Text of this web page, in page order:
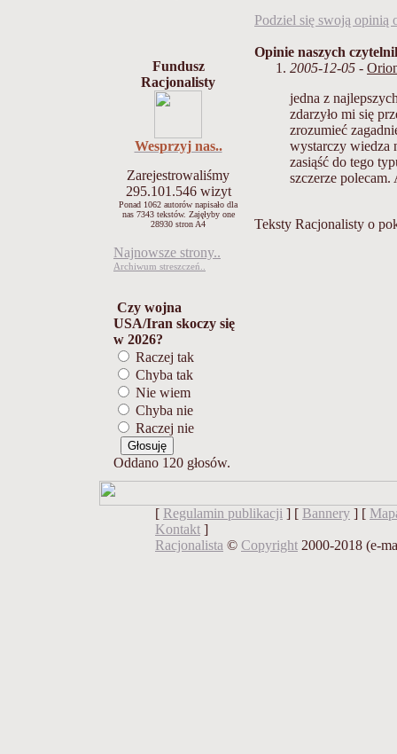
Fundusz
Racjonalisty
Wesprzyj nas..
Zarejestrowaliśmy
295.101.546wizyt
Ponad 1062 autorów napisało dla
nas 7343 tekstów. Zajęłyby one
28930 stron A4
Najnowsze strony..
Archiwum streszczeń..
Czy wojna
USA/Iran skoczy się
w 2026?
Raczej tak
Chyba tak
Nie wiem
Chyba nie
Raczej nie
Oddano 120 głosów.
Podziel się swoją opinią
Opinie naszych
2005-12-05 -
jedna z
zdarzyło mi się
zrozumieć
wystarczy wiedza
zasiąść do tego
szczerze
Teksty Racjonalisty o
[ Regulamin publikacji ] [ Bannery ] [
Kontakt ]
Racjonalista © Copyright 2000-2018 (e-